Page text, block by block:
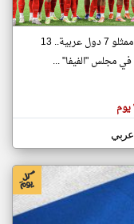
الدولة
على مدار الساعة
العاجلة والمباشرة
بينهم ممثلو 7 دول عربية.. 13
مجلس "الفيفا" ...
عربي